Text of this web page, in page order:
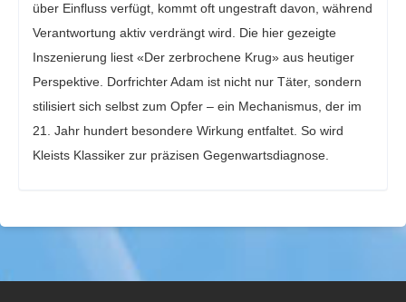
über Einfluss verfügt, kommt oft ungestraft davon, während
Verantwortung aktiv verdrängt wird. Die hier gezeigte
Inszenierung liest «Der zerbrochene Krug» aus heutiger
Perspektive. Dorfrichter Adam ist nicht nur Täter, sondern
stilisiert sich selbst zum Opfer – ein Mechanismus, der im
21. Jahr hundert besondere Wirkung entfaltet. So wird
Kleists Klassiker zur präzisen Gegenwartsdiagnose.